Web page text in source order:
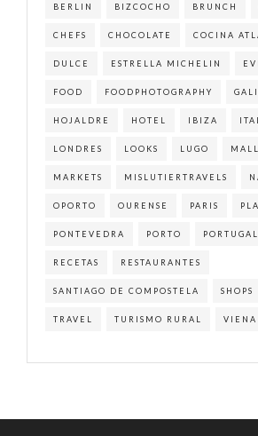
BERLIN BIZCOCHO BRUNCH
CHEFS CHOCOLATE COCINA
DULCE ESTRELLA MICHELIN
FOOD FOODPHOTOGRAPHY
HOJALDRE HOTEL IBIZA
LONDRES LOOKS LUGO
MARKETS MISLUTIERTRAVELS
OPORTO OURENSE PARIS
PONTEVEDRA PORTO PORTUGAL
RECETAS RESTAURANTES
SANTIAGO DE COMPOSTELA SHOPS
TRAVEL TURISMO RURAL VIENA